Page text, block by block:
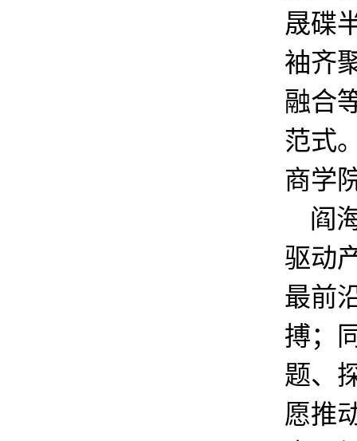
晟碟
袖齐
融合
范式
商学
阎
驱动
最前
搏；
题、
愿推